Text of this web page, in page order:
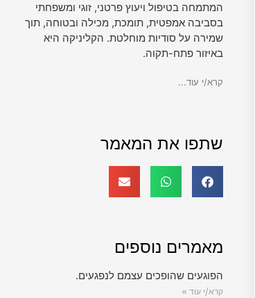
המתמחה בטיפול ויעוץ פרטני, זוגי ומשפחתי
בסביבה אמפטית, תומכת, מכילה ובטוחה, תוך
שמירה על סודיות מוחלטת. הקליניקה היא
באיזור פתח-תקוה.
קרא/י עוד...
שתפו את המאמר
מאמרים נוספים
הפוגעים שהופכים עצמם לנפגעים.
קרא/י עוד »